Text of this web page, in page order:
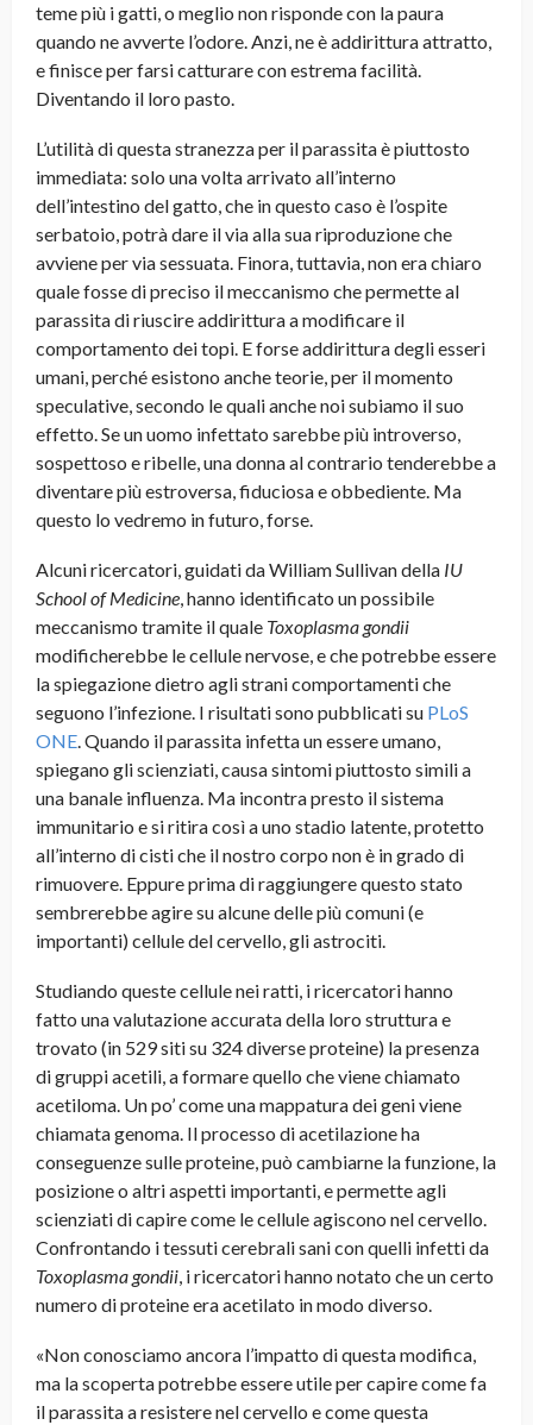
teme più i gatti, o meglio non risponde con la paura
quando ne avverte l’odore. Anzi, ne è addirittura attratto,
e finisce per farsi catturare con estrema facilità.
Diventando il loro pasto.
L’utilità di questa stranezza per il parassita è piuttosto
immediata: solo una volta arrivato all’interno
dell’intestino del gatto, che in questo caso è l’ospite
serbatoio, potrà dare il via alla sua riproduzione che
avviene per via sessuata. Finora, tuttavia, non era chiaro
quale fosse di preciso il meccanismo che permette al
parassita di riuscire addirittura a modificare il
comportamento dei topi. E forse addirittura degli esseri
umani, perché esistono anche teorie, per il momento
speculative, secondo le quali anche noi subiamo il suo
effetto. Se un uomo infettato sarebbe più introverso,
sospettoso e ribelle, una donna al contrario tenderebbe a
diventare più estroversa, fiduciosa e obbediente. Ma
questo lo vedremo in futuro, forse.
Alcuni ricercatori, guidati da William Sullivan della IU
School of Medicine, hanno identificato un possibile
meccanismo tramite il quale Toxoplasma gondii
modificherebbe le cellule nervose, e che potrebbe essere
la spiegazione dietro agli strani comportamenti che
seguono l’infezione. I risultati sono pubblicati su PLoS
ONE. Quando il parassita infetta un essere umano,
spiegano gli scienziati, causa sintomi piuttosto simili a
una banale influenza. Ma incontra presto il sistema
immunitario e si ritira così a uno stadio latente, protetto
all’interno di cisti che il nostro corpo non è in grado di
rimuovere. Eppure prima di raggiungere questo stato
sembrerebbe agire su alcune delle più comuni (e
importanti) cellule del cervello, gli astrociti.
Studiando queste cellule nei ratti, i ricercatori hanno
fatto una valutazione accurata della loro struttura e
trovato (in 529 siti su 324 diverse proteine) la presenza
di gruppi acetili, a formare quello che viene chiamato
acetiloma. Un po’ come una mappatura dei geni viene
chiamata genoma. Il processo di acetilazione ha
conseguenze sulle proteine, può cambiarne la funzione, la
posizione o altri aspetti importanti, e permette agli
scienziati di capire come le cellule agiscono nel cervello.
Confrontando i tessuti cerebrali sani con quelli infetti da
Toxoplasma gondii, i ricercatori hanno notato che un certo
numero di proteine era acetilato in modo diverso.
«Non conosciamo ancora l’impatto di questa modifica,
ma la scoperta potrebbe essere utile per capire come fa
il parassita a resistere nel cervello e come questa